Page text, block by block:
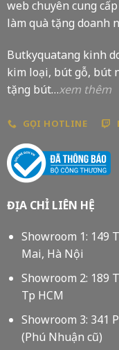
web chuyên cung
làm quà tặng doanh
Butkyquatang kinh
kim loại, bút gỗ, bút
tặng bút…xem thêm
GỌI HOTLINE
ĐỊA CHỈ LIÊN HỆ
Showroom 1: 149
Mai, Hà Nội
Showroom 2: 189
Tp HCM
Showroom 3: 341
(Phú Nhuận cũ)